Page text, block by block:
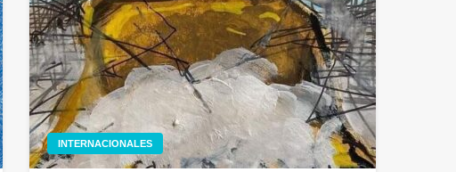
INTERNACIONALES